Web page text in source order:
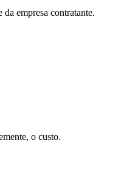
empresa contratante.
o custo.